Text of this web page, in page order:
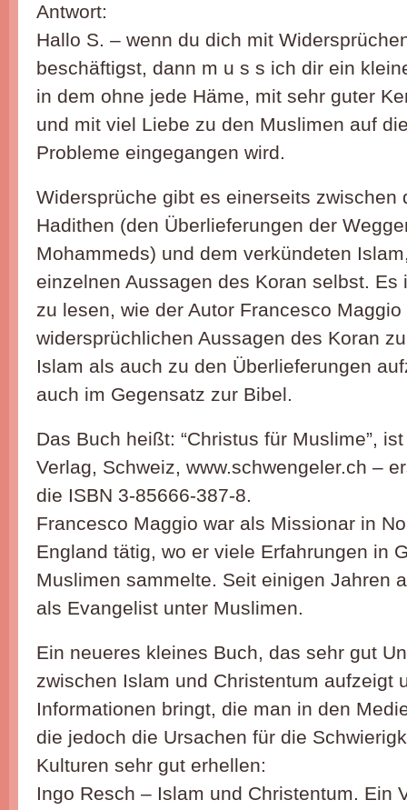
Antwort:
Hallo S. – wenn du dich mit
beschäftigst, dann m u s s ich dir ein
in dem ohne jede Häme, mit sehr guter
und mit viel Liebe zu den Muslimen auf
Probleme eingegangen wird.
Widersprüche gibt es einerseits zwischen
Hadithen (den Überlieferungen der
Mohammeds) und dem verkündeten
einzelnen Aussagen des Koran selbst. Es
zu lesen, wie der Autor Francesco Maggio
widersprüchlichen Aussagen des Koran
Islam als auch zu den Überlieferungen
auch im Gegensatz zur Bibel.
Das Buch heißt: “Christus für Muslime”,
Verlag, Schweiz, www.schwengeler.ch –
die ISBN 3-85666-387-8.
Francesco Maggio war als Missionar in
England tätig, wo er viele Erfahrungen in
Muslimen sammelte. Seit einigen Jahren
als Evangelist unter Muslimen.
Ein neueres kleines Buch, das sehr gut
zwischen Islam und Christentum aufzeigt
Informationen bringt, die man in den
die jedoch die Ursachen für die
Kulturen sehr gut erhellen:
Ingo Resch – Islam und Christentum. Ein